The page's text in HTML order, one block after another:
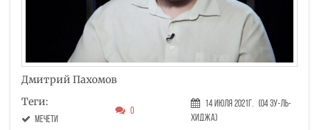
Дмитрий Пахомов
Теги:
мечети
0
14 Июля 2021г. (04 Зу-ль-
хиджа)